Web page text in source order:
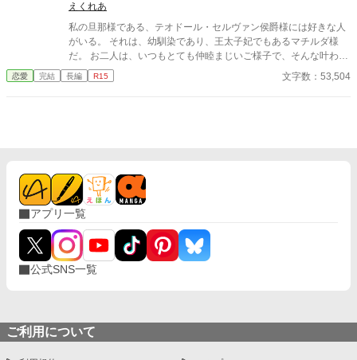
えくれあ
私の旦那様である、テオドール・セルヴァン侯爵様には好きな人
がいる。 それは、幼馴染であり、王太子妃でもあるマチルダ様
だ。 お二人は、いつもとても仲睦まじいご様子で、そんな叶わぬ
お二人の恋をそっと見守るのが私の日常だった。 そんなある日、
夜会にめったに顔を出さない王太子殿下に、ダンスに誘われて。
恋愛 完結 長編 R15 文字数：53,504
アプリ一覧
公式SNS一覧
ご利用について